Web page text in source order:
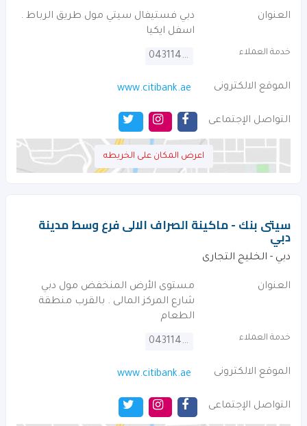
العنوان
دبي فستيفال سيتي مول طريق الرباط .
اسفل ايكيا
خدمة العملاء 043114000
الموقع الالكترونى www.citibank.ae
التواصل الإجتماعى
اعرض المكان على الخريطه
سيتى بنك - ماكينة الصراف الالى فرع وسط مدينة
دبي
دبي - الخليج التجارى
العنوان
مستوى الأرض المنخفض مول دبي
شارع المركز المالى . بالقرب منطقة
الطعام
خدمة العملاء 043114000
الموقع الالكترونى www.citibank.ae
التواصل الإجتماعى